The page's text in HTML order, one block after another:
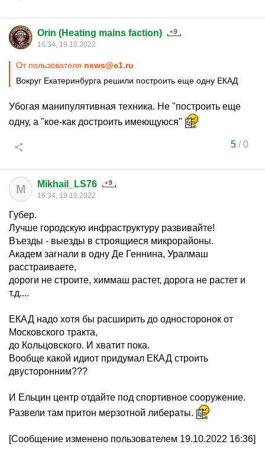
Orin (Heating mains faction)
16:34, 19.10.2022
От пользователя news@e1.ru
Вокруг Екатеринбурга решили построить еще одну ЕКАД
Убогая манипулятивная техника. Не "построить еще
одну, а "кое-как достроить имеющуюся"
5/0
M Mikhail_LS76
16:34, 19.10.2022
Губер.
Лучше городскую инфраструктуру развивайте!
Въезды - выезды в строящиеся микрорайоны.
Академ загнали в одну Де Геннина, Уралмаш
расстраиваете,
дороги не строите, химмаш растет, дорога не растет и
т.д....
ЕКАД надо хотя бы расширить до односторонок от
Московского тракта,
до Кольцовского. И хватит пока.
Вообще какой идиот придумал ЕКАД строить
двусторонним???
И Ельцин центр отдайте под спортивное сооружение.
Развели там притон мерзотной либераты.
[Сообщение изменено пользователем 19.10.2022 16:36]